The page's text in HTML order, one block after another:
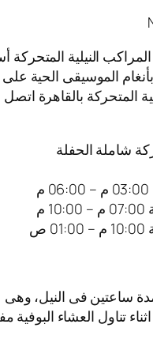
النيلية المتحركة
الموسيقى الحية
المتحركة بالقاهرة
شاملة الحفلة
ساعتين فى النيل،
تناول العشاء